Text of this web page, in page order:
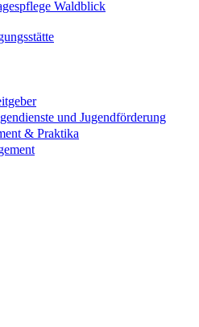
Waldblick
und Jugendförderung
& Praktika